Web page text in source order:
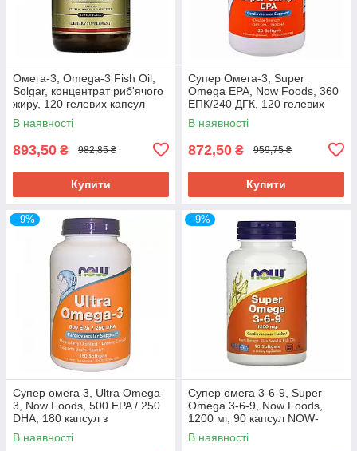
Омега-3, Omega-3 Fish Oil,
Solgar, концентрат риб'ячого
жиру, 120 гелевих капсул
SOL-01788
В наявності
893,50 ₴ 982,85 ₴
Купити
Супер Омега-3, Super
Omega EPA, Now Foods, 360
ЕПК/240 ДГК, 120 гелевих
капсул NOW-01682
В наявності
872,50 ₴ 959,75 ₴
Купити
–9%
Супер омега 3, Ultra Omega-
3, Now Foods, 500 EPA / 250
DHA, 180 капсул з
кишковорозчинною
оболонкою NOW-01662
В наявності
–9%
Супер омега 3-6-9, Super
Omega 3-6-9, Now Foods,
1200 мг, 90 капсул NOW-
01839
В наявності